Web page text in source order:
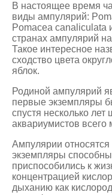
В настоящее время
виды ампулярий:
Pomacea canaliculata
странах ампулярий
Такое интересное
сходство цвета
яблок.
Родиной ампулярий
первые экземпляры
спустя несколько
аквариумистов всего
Ампулярии
экземпляры
приспособились к
концентрацией
дыханию как